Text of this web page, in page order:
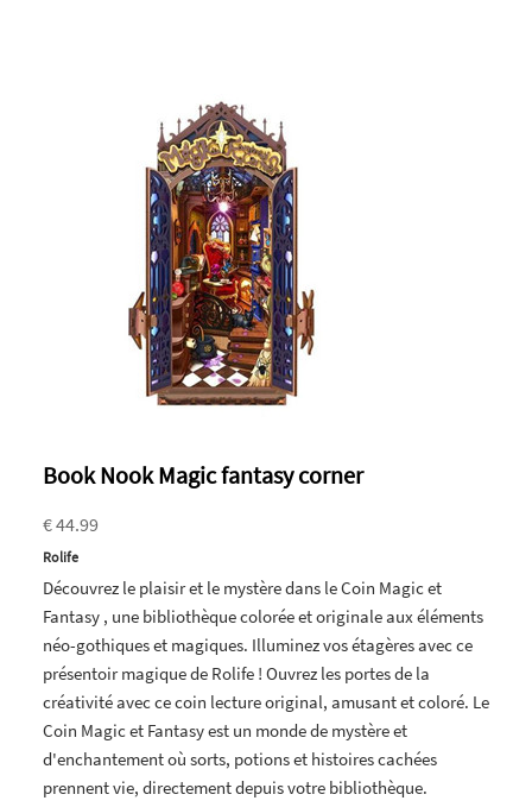
Book Nook Magic fantasy corner
€ 44.99
Rolife
Découvrez le plaisir et le mystère dans le Coin Magic et
Fantasy , une bibliothèque colorée et originale aux éléments
néo-gothiques et magiques. Illuminez vos étagères avec ce
présentoir magique de Rolife ! Ouvrez les portes de la
créativité avec ce coin lecture original, amusant et coloré. Le
Coin Magic et Fantasy est un monde de mystère et
d'enchantement où sorts, potions et histoires cachées
prennent vie, directement depuis votre bibliothèque.